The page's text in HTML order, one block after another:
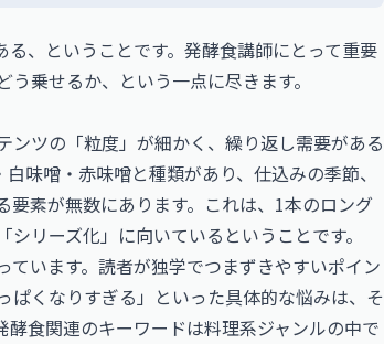
、ということです。発酵食講師にとって重要
乗せるか、という一点に尽きます。
ツの「粒度」が細かく、繰り返し需要がある
味噌・赤味噌と種類があり、仕込みの季節、
素が無数にあります。これは、1本のロング
リーズ化」に向いているということです。
います。読者が独学でつまずきやすいポイン
ぱくなりすぎる」といった具体的な悩みは、そ
食関連のキーワードは料理系ジャンルの中で